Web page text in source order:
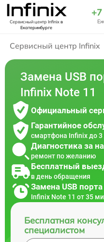
Сервисный центр Infinixв
Екатеринбурге
Сервисный центр Infinix
Замена USB
Infinix Note 11
Официальный
Гарантийное
смартфона Infinix до 3
Диагностика за
ремонт по желанию
Бесплатный
в день обращения
Замена USB
Infinix Note 11 от 35
Бесплатная
специалистом